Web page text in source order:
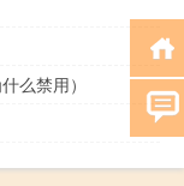
么禁用）